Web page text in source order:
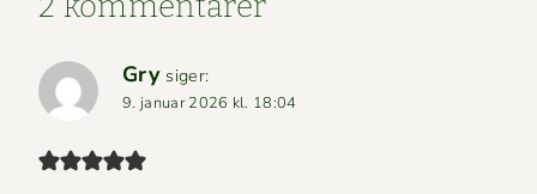
Gry siger:
9. januar 2026 kl. 18:04